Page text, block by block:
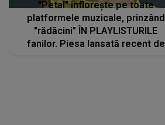
"Petal" înflorește pe toate
platformele muzicale, prinzând
"rădăcini" ÎN PLAYLISTURILE
fanilor. Piesa lansată recent de